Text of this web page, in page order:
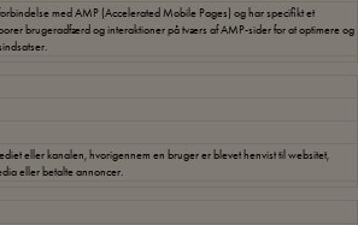
med AMP (Accelerated Mobile Pages) og har specifikt et
brugeradfærd og interaktioner på tværs af AMP-sider for at optimere og
eller kanalen, hvorigennem en bruger er blevet henvist til websitet,
eller betalte annoncer.